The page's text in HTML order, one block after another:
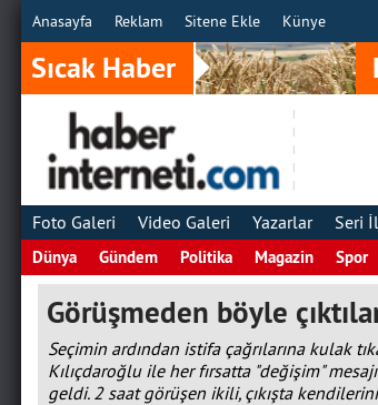
Anasayfa Reklam Sitene Ekle Künye
Sıcak Haber
Foto Galeri Video Galeri Yazarlar Seri
Dünya Gündem Politika Magazin Spor
Görüşmeden böyle
Seçimin ardından istifa çağrılarına kulak
Kılıçdaroğlu ile her fırsatta "değişim"
geldi. 2 saat görüşen ikili, çıkışta